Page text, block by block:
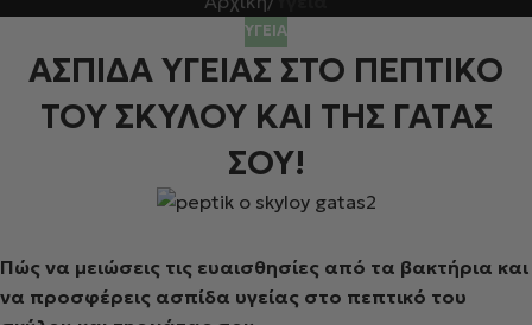
ΥΓΕΊΑ
ΑΣΠΙΔΑ ΥΓΕΙΑΣ ΣΤΟ ΠΕΠΤΙΚΟ
ΤΟΥ ΣΚΥΛΟΥ ΚΑΙ ΤΗΣ ΓΑΤΑΣ
ΣΟΥ!
Πώς να μειώσεις τις ευαισθησίες από τα βακτήρια και
να προσφέρεις ασπίδα υγείας στο πεπτικό του